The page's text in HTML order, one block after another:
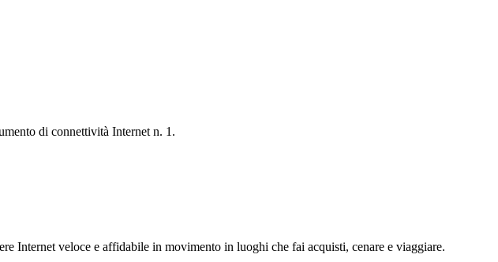
di connettività Internet n. 1.
Internet veloce e affidabile in movimento in luoghi che fai acquisti, cenare e viaggiare.